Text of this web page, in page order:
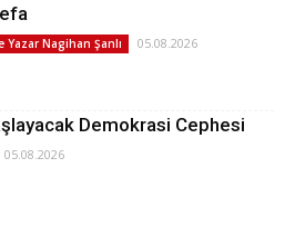
Yazar Nagihan Şanlı 05.08.2026
Demokrasi Cephesi
05.08.2026